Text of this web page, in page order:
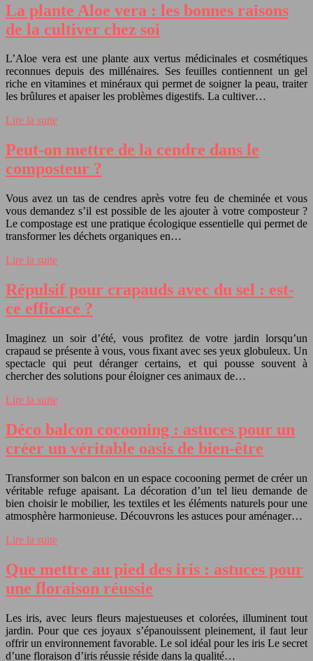
La plante Aloe vera : les bonnes raisons
de la cultiver chez soi
L’Aloe vera est une plante aux vertus médicinales et cosmétiques
reconnues depuis des millénaires. Ses feuilles contiennent un gel
riche en vitamines et minéraux qui permet de soigner la peau, traiter
les brûlures et apaiser les problèmes digestifs. La cultiver…
Lire la suite
Peut-on mettre de la cendre dans le
composteur ?
Vous avez un tas de cendres après votre feu de cheminée et vous
vous demandez s’il est possible de les ajouter à votre composteur ?
Le compostage est une pratique écologique essentielle qui permet de
transformer les déchets organiques en…
Lire la suite
Répulsif pour crapauds avec du sel : est-
ce efficace ?
Imaginez un soir d’été, vous profitez de votre jardin lorsqu’un
crapaud se présente à vous, vous fixant avec ses yeux globuleux. Un
spectacle qui peut déranger certains, et qui pousse souvent à
chercher des solutions pour éloigner ces animaux de…
Lire la suite
Déco balcon cocooning : astuces pour un
créer un véritable oasis de bien-être
Transformer son balcon en un espace cocooning permet de créer un
véritable refuge apaisant. La décoration d’un tel lieu demande de
bien choisir le mobilier, les textiles et les éléments naturels pour une
atmosphère harmonieuse. Découvrons les astuces pour aménager…
Lire la suite
Que mettre au pied des iris : astuces pour
une floraison réussie
Les iris, avec leurs fleurs majestueuses et colorées, illuminent tout
jardin. Pour que ces joyaux s’épanouissent pleinement, il faut leur
offrir un environnement favorable. Le sol idéal pour les iris Le secret
d’une floraison d’iris réussie réside dans la qualité…